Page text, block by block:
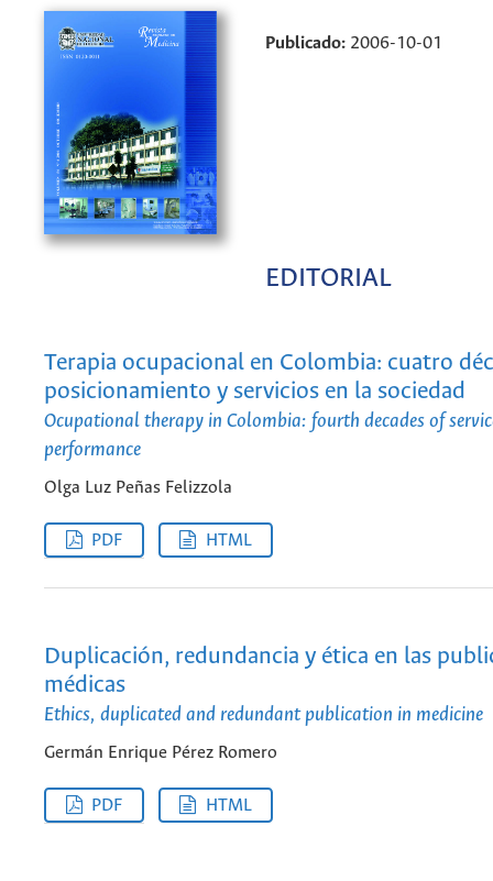
Publicado: 2006-10-01
EDITORIAL
Terapia ocupacional en Colombia: cuatro
posicionamiento y servicios en la sociedad
Ocupational therapy in Colombia: fourth decades of
performance
Olga Luz Peñas Felizzola
PDF HTML
Duplicación, redundancia y ética en las
médicas
Ethics, duplicated and redundant publication in medicine
Germán Enrique Pérez Romero
PDF HTML